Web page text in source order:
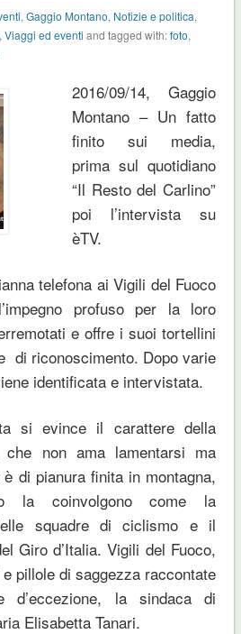
, Gaggio Montano, Notizie e politica,
, Viaggi ed eventi and tagged with:foto,
2016/09/14, Gaggio
Montano – Un fatto
finito sui media,
prima sul quotidiano
“Il Resto del Carlino”
poi l’intervista su
èTV.
telefona ai Vigili del Fuoco
profuso per la loro
e offre i suoi tortellini
di riconoscimento. Dopo varie
identificata e intervistata.
si evince il carattere della
che non ama lamentarsi ma
di pianura finita in montagna,
la coinvolgono come la
squadre di ciclismo e il
Giro d’Italia. Vigili del Fuoco,
pillole di saggezza raccontate
d’eccezione, la sindaca di
Elisabetta Tanari.